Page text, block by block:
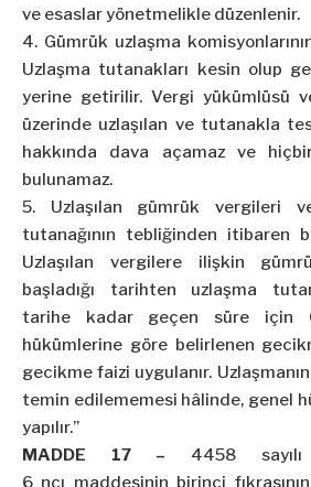
ve esaslar yönetmelikle düzenlenir.
4. Gümrük uzlaşma
Uzlaşma tutanakları kesin olup
yerine getirilir. Vergi yükümlüsü
üzerinde uzlaşılan ve tutanakla
hakkında dava açamaz ve
bulunamaz.
5. Uzlaşılan gümrük vergileri
tutanağının tebliğinden itibaren
Uzlaşılan vergilere ilişkin
başladığı tarihten uzlaşma
tarihe kadar geçen süre için
hükümlerine göre belirlenen
gecikme faizi uygulanır.
temin edilememesi hâlinde, genel
yapılır.”
MADDE 17 – 4458 sayılı
6 ncı maddesinin birinci